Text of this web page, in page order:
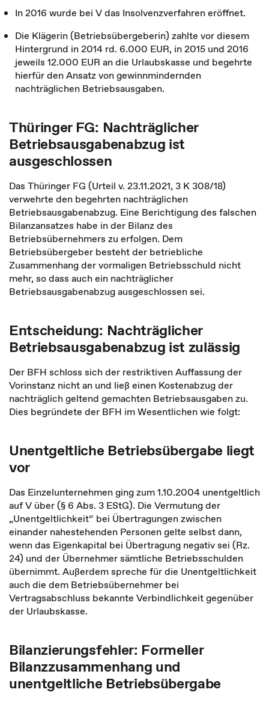
In 2016 wurde bei V das Insolvenzverfahren eröffnet.
Die Klägerin (Betriebsübergeberin) zahlte vor diesem
Hintergrund in 2014 rd. 6.000 EUR, in 2015 und 2016
jeweils 12.000 EUR an die Urlaubskasse und begehrte
hierfür den Ansatz von gewinnmindernden
nachträglichen Betriebsausgaben.
Thüringer FG: Nachträglicher
Betriebsausgabenabzug ist
ausgeschlossen
Das Thüringer FG (Urteil v. 23.11.2021, 3 K 308/18)
verwehrte den begehrten nachträglichen
Betriebsausgabenabzug. Eine Berichtigung des falschen
Bilanzansatzes habe in der Bilanz des
Betriebsübernehmers zu erfolgen. Dem
Betriebsübergeber besteht der betriebliche
Zusammenhang der vormaligen Betriebsschuld nicht
mehr, so dass auch ein nachträglicher
Betriebsausgabenabzug ausgeschlossen sei.
Entscheidung: Nachträglicher
Betriebsausgabenabzug ist zulässig
Der BFH schloss sich der restriktiven Auffassung der
Vorinstanz nicht an und ließ einen Kostenabzug der
nachträglich geltend gemachten Betriebsausgaben zu.
Dies begründete der BFH im Wesentlichen wie folgt:
Unentgeltliche Betriebsübergabe liegt
vor
Das Einzelunternehmen ging zum 1.10.2004 unentgeltlich
auf V über (§ 6 Abs. 3 EStG). Die Vermutung der
„Unentgeltlichkeit“ bei Übertragungen zwischen
einander nahestehenden Personen gelte selbst dann,
wenn das Eigenkapital bei Übertragung negativ sei (Rz.
24) und der Übernehmer sämtliche Betriebsschulden
übernimmt. Außerdem spreche für die Unentgeltlichkeit
auch die dem Betriebsübernehmer bei
Vertragsabschluss bekannte Verbindlichkeit gegenüber
der Urlaubskasse.
Bilanzierungsfehler: Formeller
Bilanzzusammenhang und
unentgeltliche Betriebsübergabe